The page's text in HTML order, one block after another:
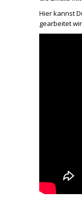
Hier kannst
gearbeitet